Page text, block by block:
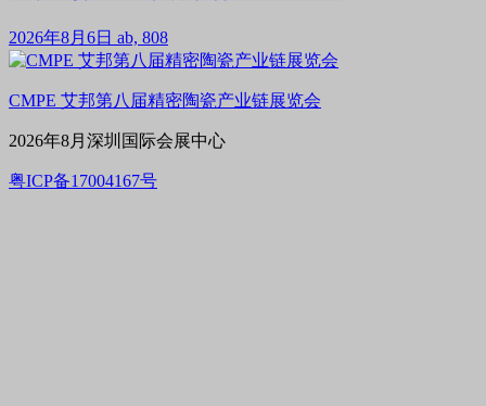
2026年8月6日 ab, 808
CMPE 艾邦第八届精密陶瓷产业链展览会
2026年8月深圳国际会展中心
粤ICP备17004167号